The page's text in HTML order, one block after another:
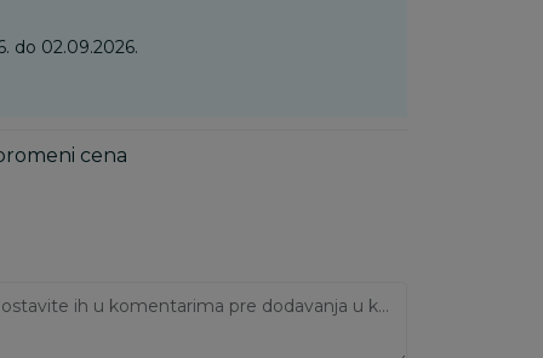
do 02.09.2026.
cena
Ukoliko imate napomene, ostavite ih u komentarima pre dodavanja u korpu: